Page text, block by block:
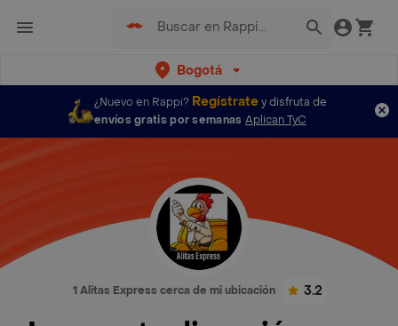
Bogotá
¿Nuevo en Rappi? Regístratey disfruta de
envíos gratis por semanas Aplican TyC
1 Alitas Express cerca de mi ubicación 3.2